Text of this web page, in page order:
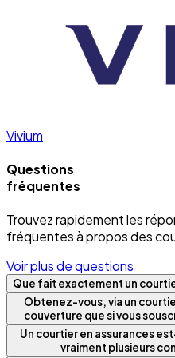
Vivium
Questions
fréquentes
Trouvez rapidement les
fréquentes à propos des
Voir plus de questions
Que fait exactement un
Obtenez-vous, via un
couverture que si vous
Un courtier en assurances
vraiment plusieurs